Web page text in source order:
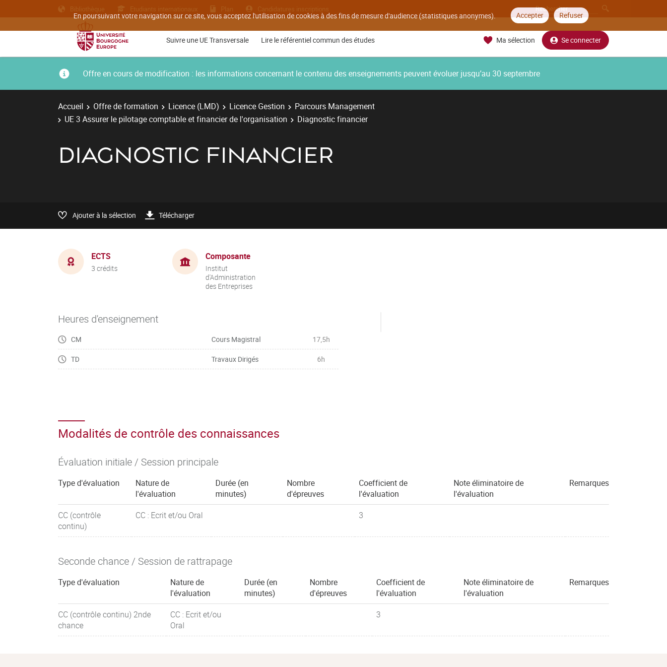
En poursuivant votre navigation sur ce site, vous acceptez l'utilisation de cookies à des fins de mesure d'audience (statistiques anonymes). Accepter Refuser
Bibliothèque Etudiants internationaux Plan Candidatures inscriptions
Suivre une UE Transversale Lire le référentiel commun des études Ma sélection Se connecter
Offre en cours de modification : les informations concernant le contenu des enseignements peuvent évoluer jusqu’au 30 septembre
Accueil Offre de formation Licence (LMD) Licence Gestion
Parcours Management
UE 3 Assurer le pilotage comptable et financier de l'organisation
Diagnostic financier
DIAGNOSTIC FINANCIER
Ajouter à la sélection Télécharger
ECTS
3 crédits
Composante
Institut
d'Administration
des Entreprises
Heures d'enseignement
CM Cours Magistral 17,5h
TD Travaux Dirigés 6h
Modalités de contrôle des connaissances
Évaluation initiale / Session principale
Type d'évaluation
Nature de
l'évaluation
Durée (en
minutes)
Nombre
d'épreuves
Coefficient de
l'évaluation
Note éliminatoire de
l'évaluation
Remarques
CC (contrôle
continu)
CC : Ecrit et/ou Oral 3
Seconde chance / Session de rattrapage
Type d'évaluation
Nature de
l'évaluation
Durée (en
minutes)
Nombre
d'épreuves
Coefficient de
l'évaluation
Note éliminatoire de
l'évaluation
Remarques
CC (contrôle continu) 2nde
chance
CC : Ecrit et/ou
Oral
3